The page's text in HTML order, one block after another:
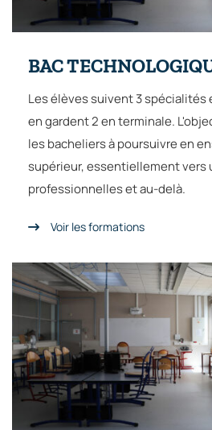
BAC
Les élèves suivent 3 spécialités
en gardent 2 en terminale.
les bacheliers à poursuivre en
supérieur, essentiellement vers
professionnelles et au-delà.
Voir les formations